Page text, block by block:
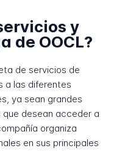
y
de OOCL?
de servicios de
a las diferentes
ya sean grandes
desean acceder a
organiza
en sus principales